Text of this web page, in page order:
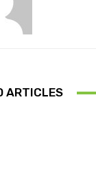
ARTICLES